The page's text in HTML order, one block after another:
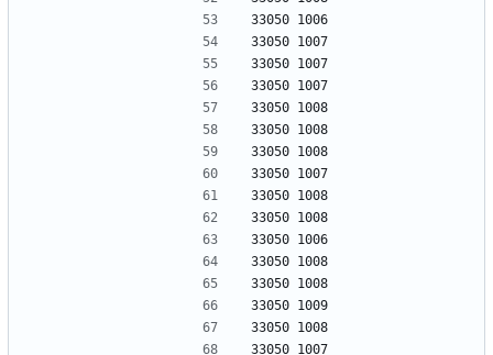
33050 1006
33050 1007
33050 1007
33050 1007
33050 1008
33050 1008
33050 1008
33050 1007
33050 1008
33050 1008
33050 1006
33050 1008
33050 1008
33050 1009
33050 1008
33050 1007